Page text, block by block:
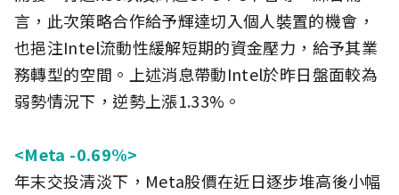
言，此次策略合作給予輝達切入個人裝置的機會，
也挹注Intel流動性緩解短期的資金壓力，給予其業
務轉型的空間。上述消息帶動Intel於昨日盤面較為
弱勢情況下，逆勢上漲1.33%。
<Meta -0.69%>
年末交投清淡下，Meta股價在近日逐步堆高後小幅